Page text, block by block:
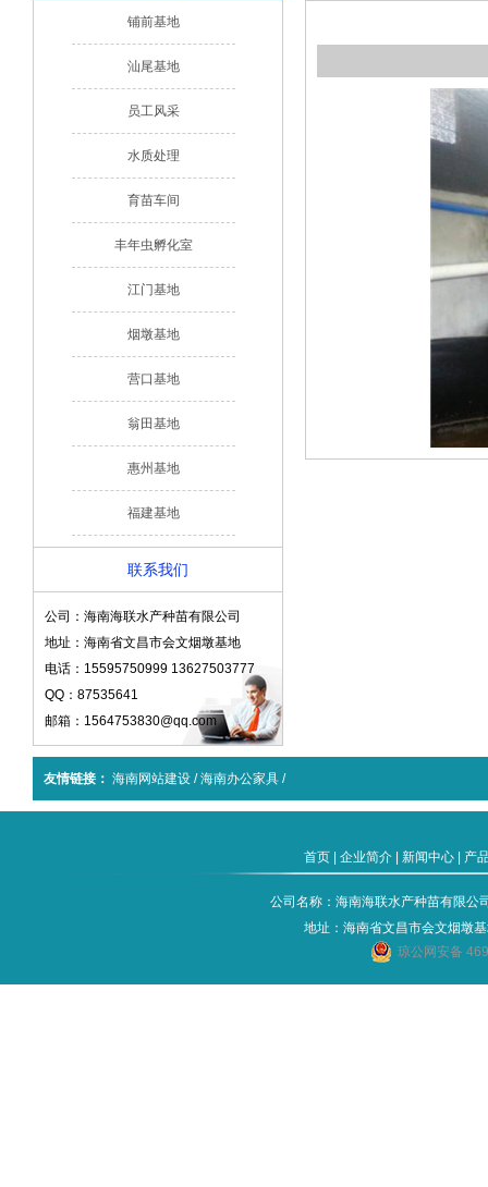
铺前基地
汕尾基地
员工风采
水质处理
育苗车间
丰年虫孵化室
江门基地
烟墩基地
营口基地
翁田基地
惠州基地
福建基地
联系我们
公司：海南海联水产种苗有限公司
地址：海南省文昌市会文烟墩基地
电话：15595750999 13627503777
QQ：87535641
邮箱：1564753830@qq.com
友情链接： 海南网站建设/海南办公家具/
首页| 企业简介| 新闻中心| 产
公司名称：海南海联水产种苗有限
地址：海南省文昌市会文烟墩
琼公网安备